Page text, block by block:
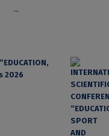
→
2026